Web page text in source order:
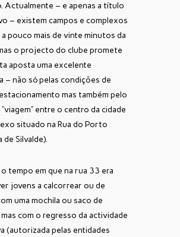
Actualmente – e apenas a título
– existem campos e complexos
pouco mais de vinte minutos da
o projecto do clube promete
aposta uma excelente
– não só pelas condições de
mas também pelo
entre o centro da cidade
situado na Rua do Porto
Silvalde).
tempo em que na rua 33 era
jovens a calcorrear ou de
uma mochila ou saco de
com o regresso da actividade
(autorizada pelas entidades